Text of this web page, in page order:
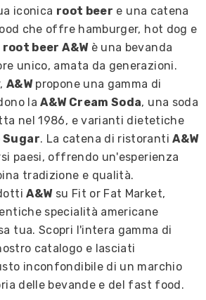
iconica root beer e una catena
che offre hamburger, hot dog e
root beer A&Wè una bevanda
unico, amata da generazioni.
A&Wpropone una gamma di
laA&W Cream Soda, una soda
nel 1986, e varianti dietetiche
Sugar. La catena di ristorantiA&W
paesi, offrendo un'esperienza
tradizione e qualità.
A&Wsu Fit or Fat Market,
specialità americane
tua. Scopri l'intera gamma di
catalogo e lasciati
inconfondibile di un marchio
delle bevande e del fast food.